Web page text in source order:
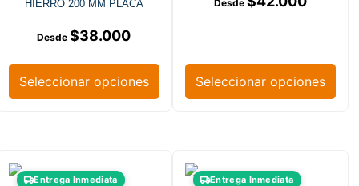
HIERRO 200 MM PLACA
$38.000
Seleccionar opciones Seleccionar opciones
Entrega Inmediata Entrega Inmediata